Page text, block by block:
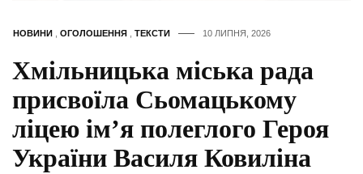
НОВИНИ ОГОЛОШЕННЯ ТЕКСТИ 10 ЛИПНЯ, 2026
Хмільницька міська рада
присвоїла Сьомацькому
ліцею ім’я полеглого Героя
України Василя Ковиліна